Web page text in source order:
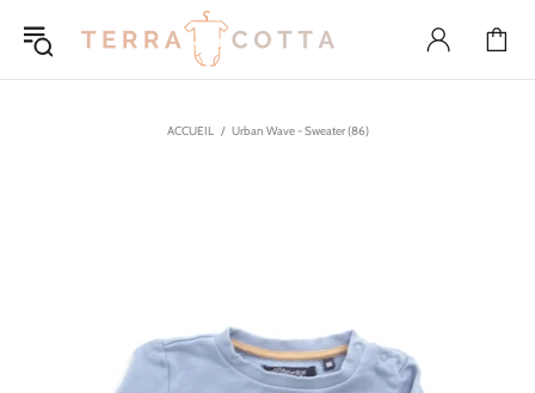
ACCUEIL Urban Wave - Sweater (86)